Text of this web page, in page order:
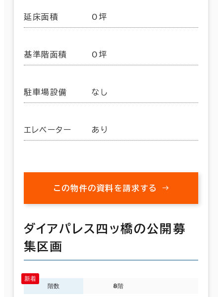
延床面積 0坪
基準階面積 0坪
駐車場設備 なし
エレベーター あり
この物件の資料を請求する
ダイアパレス四ッ橋の公開募
集区画
階数 8階